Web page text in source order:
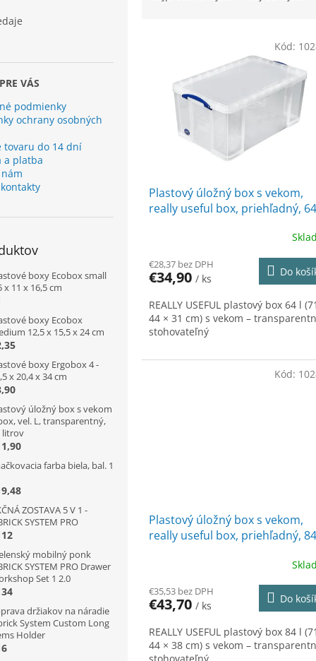
VÁS
podmienky
ochrany osobných
tovaru do 14 dní
a platba
boxy Ecobox small
x 11 x 16,5 cm
boxy Ecobox
12,5 x 15,5 x 24 cm
boxy Ergobox 4 -
x 20,4 x 34 cm
úložný box s vekom
vel. L, transparentný,
litrov
farba biela, bal. 1
ZOSTAVA 5 V 1 -
SYSTEM PRO
mobilný ponk
SYSTEM PRO Drawer
Set 1 2.0
držiakov na náradie
System Custom Long
Holder
Plastový úložný box s vekom,
really useful box, priehľadný, 64
€28,37 bez DPH
€34,90 / ks
Do
REALLY USEFUL plastový box 64 l
44 × 31 cm) s vekom –
stohovateľný
Kód:
Plastový úložný box s vekom,
really useful box, priehľadný, 84
€35,53 bez DPH
€43,70 / ks
Do
REALLY USEFUL plastový box 84 l
44 × 38 cm) s vekom –
Kód: